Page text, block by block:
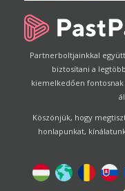
Partnerboltjainkkal
biztosítani a
kiemelkedően
Köszönjük, hogy
honlapunkat,